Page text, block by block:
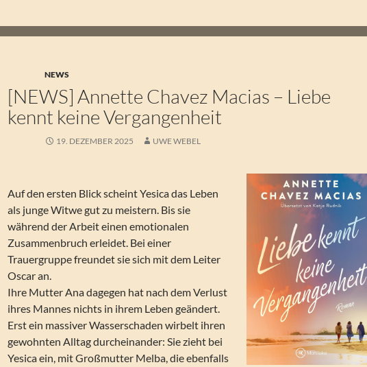
NEWS
[NEWS] Annette Chavez Macias – Liebe
kennt keine Vergangenheit
19. DEZEMBER 2025 UWE WEBEL
Auf den ersten Blick scheint Yesica das Leben
als junge Witwe gut zu meistern. Bis sie
während der Arbeit einen emotionalen
Zusammenbruch erleidet. Bei einer
Trauergruppe freundet sie sich mit dem Leiter
Oscar an.
Ihre Mutter Ana dagegen hat nach dem Verlust
ihres Mannes nichts in ihrem Leben geändert.
Erst ein massiver Wasserschaden wirbelt ihren
gewohnten Alltag durcheinander: Sie zieht bei
Yesica ein, mit Großmutter Melba, die ebenfalls